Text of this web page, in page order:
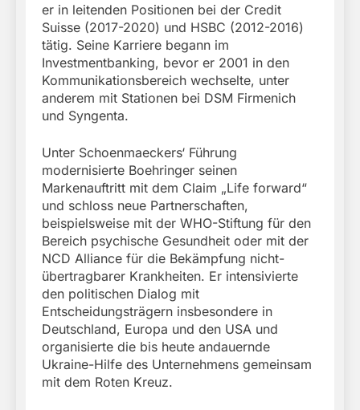
er in leitenden Positionen bei der Credit
Suisse (2017-2020) und HSBC (2012-2016)
tätig. Seine Karriere begann im
Investmentbanking, bevor er 2001 in den
Kommunikationsbereich wechselte, unter
anderem mit Stationen bei DSM Firmenich
und Syngenta.
Unter Schoenmaeckers‘ Führung
modernisierte Boehringer seinen
Markenauftritt mit dem Claim „Life forward“
und schloss neue Partnerschaften,
beispielsweise mit der WHO-Stiftung für den
Bereich psychische Gesundheit oder mit der
NCD Alliance für die Bekämpfung nicht-
übertragbarer Krankheiten. Er intensivierte
den politischen Dialog mit
Entscheidungsträgern insbesondere in
Deutschland, Europa und den USA und
organisierte die bis heute andauernde
Ukraine-Hilfe des Unternehmens gemeinsam
mit dem Roten Kreuz.